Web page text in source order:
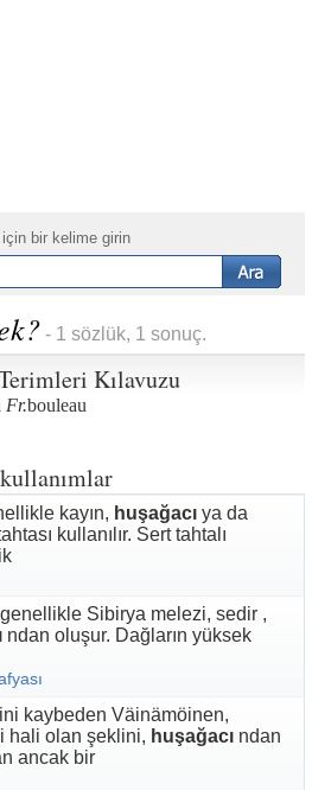
bir kelime girin
- 1 sözlük, 1 sonuç.
Kılavuzu
Fr.bouleau
kayın, huşağacı ya da
kullanılır. Sert tahtalı
Sibirya melezi, sedir ,
ndan oluşur. Dağların yüksek
kaybeden Väinämöinen,
hali olan şeklini, huşağacı ndan
ancak bir